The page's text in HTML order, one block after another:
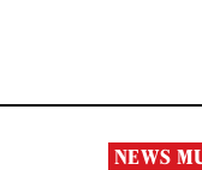
NEWS